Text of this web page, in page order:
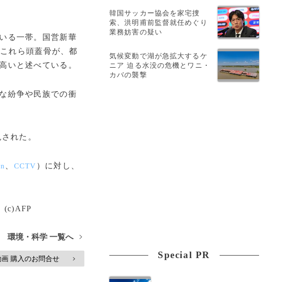
る一帯。国営新華
れら頭蓋骨が、都
いと述べている。
紛争や民族での衝
れた。
CCTV ）に対し、
(c)AFP
環境・科学 一覧へ >
購入のお問合せ >
韓国サッカー協会を家宅捜
索、洪明甫前監督就任めぐり
業務妨害の疑い
気候変動で湖が急拡大するケ
ニア 迫る水没の危機とワニ・
カバの襲撃
Special PR